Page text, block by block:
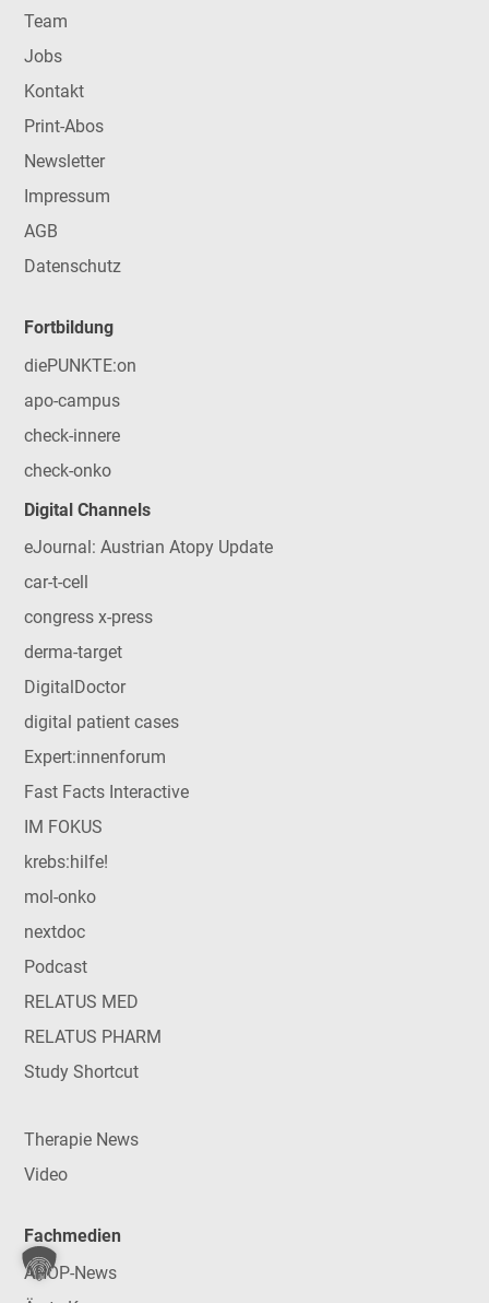
Team
Jobs
Kontakt
Print-Abos
Newsletter
Impressum
AGB
Datenschutz
Fortbildung
diePUNKTE:on
apo-campus
check-innere
check-onko
Digital Channels
eJournal: Austrian Atopy Update
car-t-cell
congress x-press
derma-target
DigitalDoctor
digital patient cases
Expert:innenforum
Fast Facts Interactive
IM FOKUS
krebs:hilfe!
mol-onko
nextdoc
Podcast
RELATUS MED
RELATUS PHARM
Study Shortcut
Therapie News
Video
Fachmedien
AHOP-News